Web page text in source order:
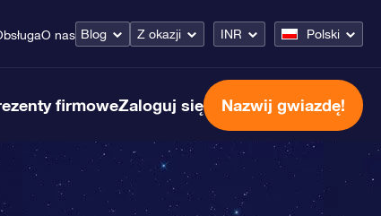
O nas Blog Z okazji INR Polski
firmoweZaloguj się Nazwij gwiazdę!